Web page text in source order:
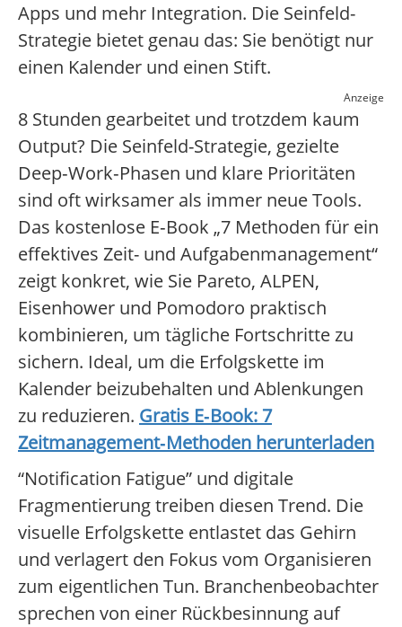
Apps und mehr Integration. Die Seinfeld-
Strategie bietet genau das: Sie benötigt nur
einen Kalender und einen Stift.
Anzeige
8 Stunden gearbeitet und trotzdem kaum
Output? Die Seinfeld-Strategie, gezielte
Deep‑Work‑Phasen und klare Prioritäten
sind oft wirksamer als immer neue Tools.
Das kostenlose E‑Book „7 Methoden für ein
effektives Zeit- und Aufgabenmanagement“
zeigt konkret, wie Sie Pareto, ALPEN,
Eisenhower und Pomodoro praktisch
kombinieren, um tägliche Fortschritte zu
sichern. Ideal, um die Erfolgskette im
Kalender beizubehalten und Ablenkungen
zu reduzieren. Gratis E‑Book: 7
Zeitmanagement‑Methoden herunterladen
“Notification Fatigue” und digitale
Fragmentierung treiben diesen Trend. Die
visuelle Erfolgskette entlastet das Gehirn
und verlagert den Fokus vom Organisieren
zum eigentlichen Tun. Branchenbeobachter
sprechen von einer Rückbesinnung auf